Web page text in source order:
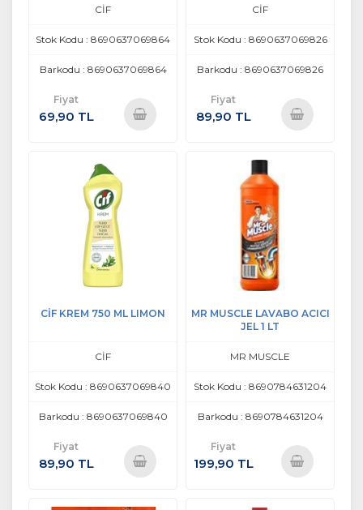
CİF
Stok Kodu : 8690637069864
Barkodu : 8690637069864
Fiyat
69,90 TL
CİF
Stok Kodu : 8690637069826
Barkodu : 8690637069826
Fiyat
89,90 TL
CİF KREM 750 ML LIMON
CİF
Stok Kodu : 8690637069840
Barkodu : 8690637069840
Fiyat
89,90 TL
Ekle
MR MUSCLE LAVABO ACICI
JEL 1 LT
MR MUSCLE
Stok Kodu : 8690784631204
Barkodu : 8690784631204
Fiyat
199,90 TL